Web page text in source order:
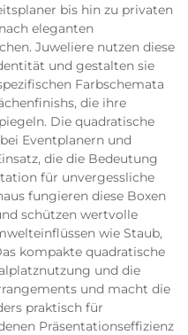
bis hin zu privaten
eleganten
Juweliere nutzen diese
und gestalten sie
Farbschemata
die ihre
Die quadratische
Eventplanern und
die die Bedeutung
für unvergessliche
fungieren diese Boxen
schützen wertvolle
wie Staub,
kompakte quadratische
und die
und macht die
praktisch für
Präsentationseffizienz